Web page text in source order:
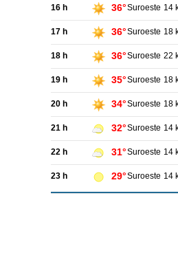
16 h 36°Suroeste 14
17 h 36°Suroeste 18
18 h 36°Suroeste 22
19 h 35°Suroeste 18
20 h 34°Suroeste 18
21 h 32°Suroeste 14
22 h 31°Suroeste 14
23 h 29°Suroeste 14